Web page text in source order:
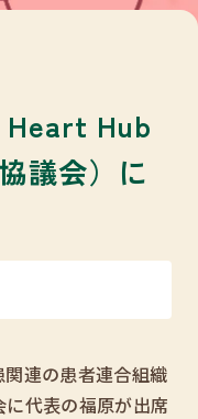
Heart Hub
議会）に
連の患者連合組織
代表の福原が出席